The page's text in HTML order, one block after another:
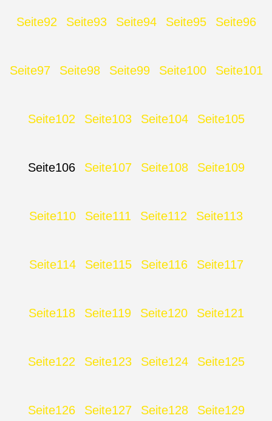
Seite92 Seite93 Seite94 Seite95 Seite96
Seite97 Seite98 Seite99 Seite100 Seite101
Seite102 Seite103 Seite104 Seite105
Seite106 Seite107 Seite108 Seite109
Seite110 Seite111 Seite112 Seite113
Seite114 Seite115 Seite116 Seite117
Seite118 Seite119 Seite120 Seite121
Seite122 Seite123 Seite124 Seite125
Seite126 Seite127 Seite128 Seite129